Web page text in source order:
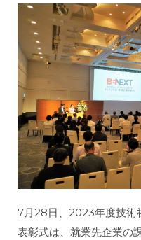
7月28日、2023年度技術
表彰式は、就業先企業の